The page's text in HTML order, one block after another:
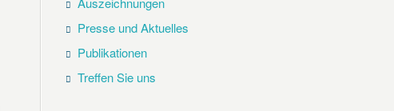
Presse und Aktuelles
Publikationen
Treffen Sie uns